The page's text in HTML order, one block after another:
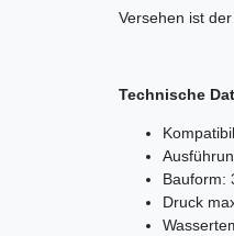
Versehen ist
Technische
Bauform:
Druck